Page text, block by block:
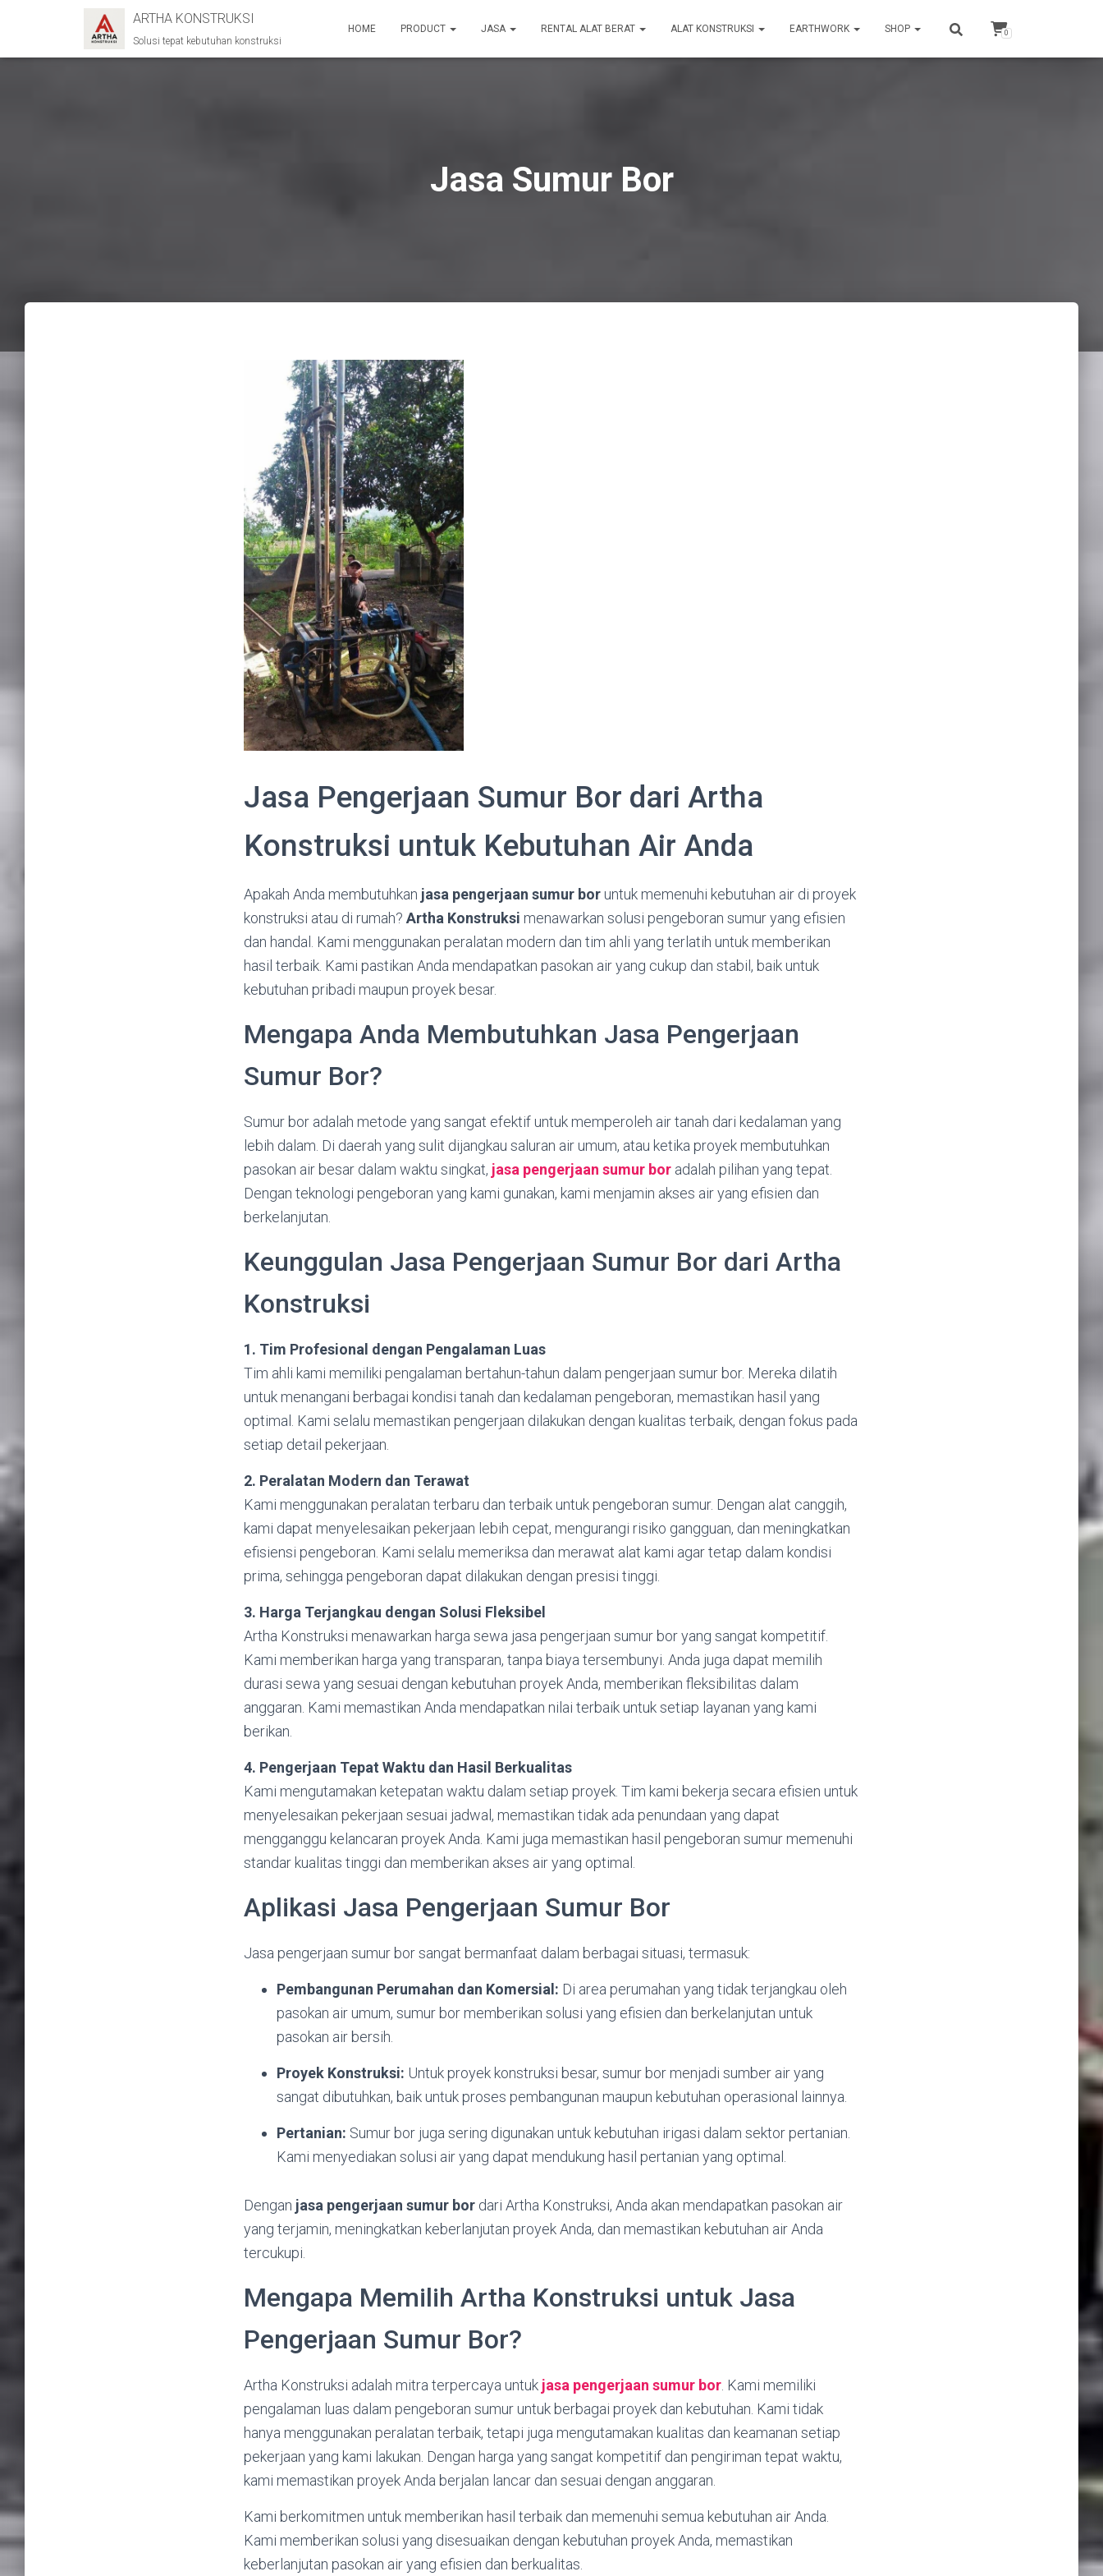
ARTHA KONSTRUKSI
Solusi tepat kebutuhan konstruksi
HOME PRODUCT JASA RENTAL ALAT BERAT ALAT KONSTRUKSI EARTHWORK SHOP 0
Jasa Sumur Bor
Jasa Pengerjaan Sumur Bor dari Artha
Konstruksi untuk Kebutuhan Air Anda
Apakah Anda membutuhkan jasa pengerjaan sumur bor untuk memenuhi kebutuhan air di proyek
konstruksi atau di rumah? Artha Konstruksi menawarkan solusi pengeboran sumur yang efisien
dan handal. Kami menggunakan peralatan modern dan tim ahli yang terlatih untuk memberikan
hasil terbaik. Kami pastikan Anda mendapatkan pasokan air yang cukup dan stabil, baik untuk
kebutuhan pribadi maupun proyek besar.
Mengapa Anda Membutuhkan Jasa Pengerjaan
Sumur Bor?
Sumur bor adalah metode yang sangat efektif untuk memperoleh air tanah dari kedalaman yang
lebih dalam. Di daerah yang sulit dijangkau saluran air umum, atau ketika proyek membutuhkan
pasokan air besar dalam waktu singkat, jasa pengerjaan sumur bor adalah pilihan yang tepat.
Dengan teknologi pengeboran yang kami gunakan, kami menjamin akses air yang efisien dan
berkelanjutan.
Keunggulan Jasa Pengerjaan Sumur Bor dari Artha
Konstruksi
1. Tim Profesional dengan Pengalaman Luas
Tim ahli kami memiliki pengalaman bertahun-tahun dalam pengerjaan sumur bor. Mereka dilatih
untuk menangani berbagai kondisi tanah dan kedalaman pengeboran, memastikan hasil yang
optimal. Kami selalu memastikan pengerjaan dilakukan dengan kualitas terbaik, dengan fokus pada
setiap detail pekerjaan.
2. Peralatan Modern dan Terawat
Kami menggunakan peralatan terbaru dan terbaik untuk pengeboran sumur. Dengan alat canggih,
kami dapat menyelesaikan pekerjaan lebih cepat, mengurangi risiko gangguan, dan meningkatkan
efisiensi pengeboran. Kami selalu memeriksa dan merawat alat kami agar tetap dalam kondisi
prima, sehingga pengeboran dapat dilakukan dengan presisi tinggi.
3. Harga Terjangkau dengan Solusi Fleksibel
Artha Konstruksi menawarkan harga sewa jasa pengerjaan sumur bor yang sangat kompetitif.
Kami memberikan harga yang transparan, tanpa biaya tersembunyi. Anda juga dapat memilih
durasi sewa yang sesuai dengan kebutuhan proyek Anda, memberikan fleksibilitas dalam
anggaran. Kami memastikan Anda mendapatkan nilai terbaik untuk setiap layanan yang kami
berikan.
4. Pengerjaan Tepat Waktu dan Hasil Berkualitas
Kami mengutamakan ketepatan waktu dalam setiap proyek. Tim kami bekerja secara efisien untuk
menyelesaikan pekerjaan sesuai jadwal, memastikan tidak ada penundaan yang dapat
mengganggu kelancaran proyek Anda. Kami juga memastikan hasil pengeboran sumur memenuhi
standar kualitas tinggi dan memberikan akses air yang optimal.
Aplikasi Jasa Pengerjaan Sumur Bor
Jasa pengerjaan sumur bor sangat bermanfaat dalam berbagai situasi, termasuk:
Pembangunan Perumahan dan Komersial: Di area perumahan yang tidak terjangkau oleh
pasokan air umum, sumur bor memberikan solusi yang efisien dan berkelanjutan untuk
pasokan air bersih.
Proyek Konstruksi: Untuk proyek konstruksi besar, sumur bor menjadi sumber air yang
sangat dibutuhkan, baik untuk proses pembangunan maupun kebutuhan operasional lainnya.
Pertanian: Sumur bor juga sering digunakan untuk kebutuhan irigasi dalam sektor pertanian.
Kami menyediakan solusi air yang dapat mendukung hasil pertanian yang optimal.
Dengan jasa pengerjaan sumur bor dari Artha Konstruksi, Anda akan mendapatkan pasokan air
yang terjamin, meningkatkan keberlanjutan proyek Anda, dan memastikan kebutuhan air Anda
tercukupi.
Mengapa Memilih Artha Konstruksi untuk Jasa
Pengerjaan Sumur Bor?
Artha Konstruksi adalah mitra terpercaya untuk jasa pengerjaan sumur bor . Kami memiliki
pengalaman luas dalam pengeboran sumur untuk berbagai proyek dan kebutuhan. Kami tidak
hanya menggunakan peralatan terbaik, tetapi juga mengutamakan kualitas dan keamanan setiap
pekerjaan yang kami lakukan. Dengan harga yang sangat kompetitif dan pengiriman tepat waktu,
kami memastikan proyek Anda berjalan lancar dan sesuai dengan anggaran.
Kami berkomitmen untuk memberikan hasil terbaik dan memenuhi semua kebutuhan air Anda.
Kami memberikan solusi yang disesuaikan dengan kebutuhan proyek Anda, memastikan
keberlanjutan pasokan air yang efisien dan berkualitas.